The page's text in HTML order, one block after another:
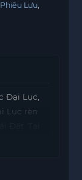
Phiêu Lưu,
Đại Lục,
Lục rèn
vượt